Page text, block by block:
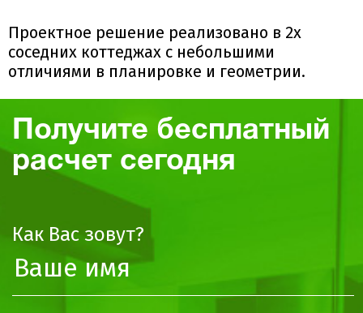
Проектное решение реализовано в 2х
соседних коттеджах с небольшими
отличиями в планировке и геометрии.
Получите бесплатный
расчет сегодня
Как Вас зовут?